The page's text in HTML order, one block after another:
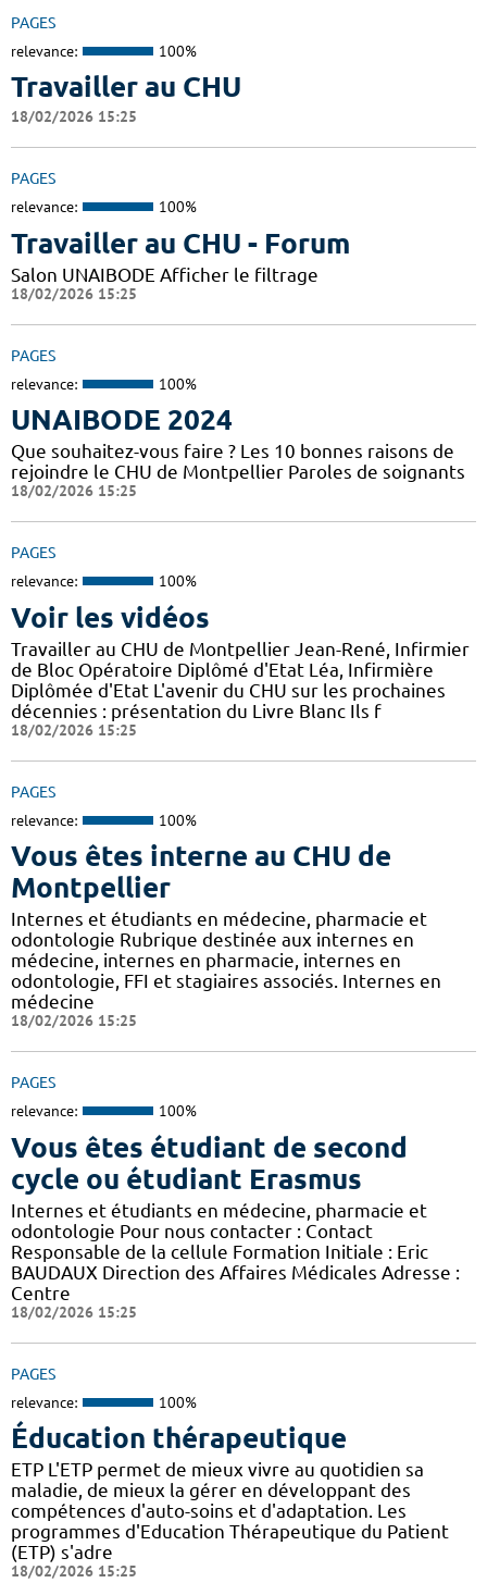
PAGES
relevance: 100%
Travailler au CHU
18/02/2026 15:25
PAGES
relevance: 100%
Travailler au CHU - Forum
Salon UNAIBODE Afficher le filtrage
18/02/2026 15:25
PAGES
relevance: 100%
UNAIBODE 2024
Que souhaitez-vous faire ? Les 10 bonnes raisons de
rejoindre le CHU de Montpellier Paroles de soignants
18/02/2026 15:25
PAGES
relevance: 100%
Voir les vidéos
Travailler au CHU de Montpellier Jean-René, Infirmier
de Bloc Opératoire Diplômé d'Etat Léa, Infirmière
Diplômée d'Etat L'avenir du CHU sur les prochaines
décennies : présentation du Livre Blanc Ils f
18/02/2026 15:25
PAGES
relevance: 100%
Vous êtes interne au CHU de
Montpellier
Internes et étudiants en médecine, pharmacie et
odontologie Rubrique destinée aux internes en
médecine, internes en pharmacie, internes en
odontologie, FFI et stagiaires associés. Internes en
médecine
18/02/2026 15:25
PAGES
relevance: 100%
Vous êtes étudiant de second
cycle ou étudiant Erasmus
Internes et étudiants en médecine, pharmacie et
odontologie Pour nous contacter : Contact
Responsable de la cellule Formation Initiale : Eric
BAUDAUX Direction des Affaires Médicales Adresse :
Centre
18/02/2026 15:25
PAGES
relevance: 100%
Éducation thérapeutique
ETP L'ETP permet de mieux vivre au quotidien sa
maladie, de mieux la gérer en développant des
compétences d'auto-soins et d'adaptation. Les
programmes d'Education Thérapeutique du Patient
(ETP) s'adre
18/02/2026 15:25